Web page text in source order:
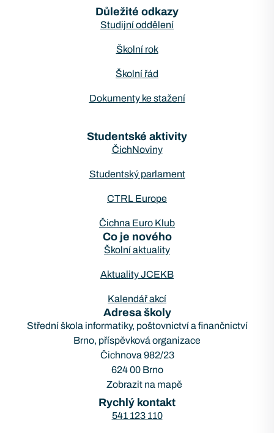
Důležité odkazy
Studijní oddělení
Školní rok
Školní řád
Dokumenty ke stažení
Studentské aktivity
ČichNoviny
Studentský parlament
CTRL Europe
Čichna Euro Klub
Co je nového
Školní aktuality
Aktuality JCEKB
Kalendář akcí
Adresa školy
Střední škola informatiky, poštovnictví a finančnictví
Brno, příspěvková organizace
Čichnova 982/23
624 00 Brno
Zobrazit na mapě
Rychlý kontakt
541 123 110